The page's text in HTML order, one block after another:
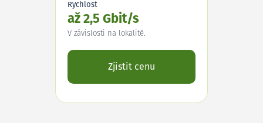
Rychlost
až 2,5 Gbit/s
V závislosti na lokalitě.
Zjistit cenu